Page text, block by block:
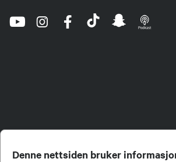
Denne nettsiden bruker